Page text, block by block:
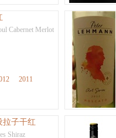
Cabernet Merlot
2011
拉子干红
Shiraz